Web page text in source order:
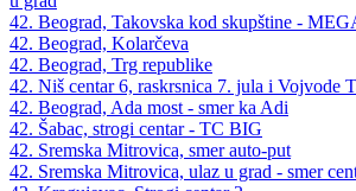
42. Beograd, Takovska kod skupštine -
42. Beograd, Kolarčeva
42. Beograd, Trg republike
42. Niš centar 6, raskrsnica 7. jula i Vojvode
42. Beograd, Ada most - smer ka Adi
42. Šabac, strogi centar - TC BIG
42. Sremska Mitrovica, smer auto-put
42. Sremska Mitrovica, ulaz u grad - smer